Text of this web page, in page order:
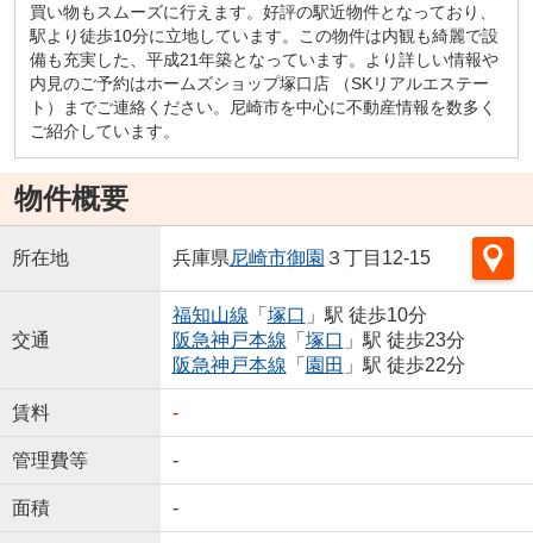
買い物もスムーズに行えます。好評の駅近物件となっており、
駅より徒歩10分に立地しています。この物件は内観も綺麗で設
備も充実した、平成21年築となっています。より詳しい情報や
内見のご予約はホームズショップ塚口店 （SKリアルエステー
ト）までご連絡ください。尼崎市を中心に不動産情報を数多く
ご紹介しています。
物件概要
所在地 兵庫県尼崎市御園 ３丁目12-15
交通
福知山線 「 塚口 」駅 徒歩10分
阪急神戸本線 「 塚口 」駅 徒歩23分
阪急神戸本線 「 園田 」駅 徒歩22分
賃料 -
管理費等 -
面積 -